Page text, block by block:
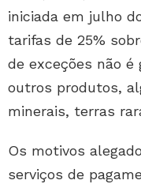
iniciada em julho
tarifas de 25%
de exceções não é
outros produtos,
minerais, terras
Os motivos
serviços de